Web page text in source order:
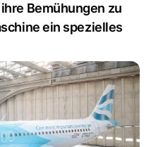
Bemühungen zu
ein spezielles